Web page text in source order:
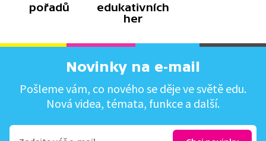
pořadů
edukativních
her
Novinky na e-mail
Pošleme vám, co nového se děje ve světě edu.
Nová videa, témata, funkce a další.